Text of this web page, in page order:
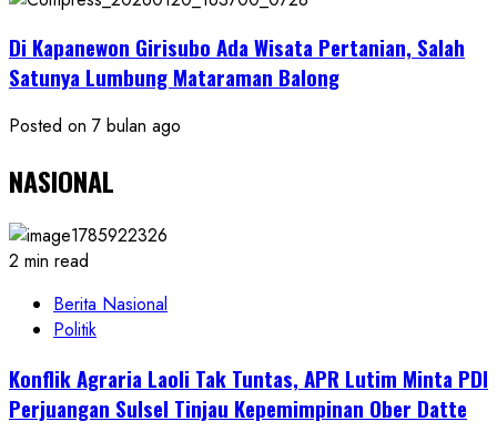
Di Kapanewon Girisubo Ada Wisata Pertanian, Salah
Satunya Lumbung Mataraman Balong
Posted on 7 bulan ago
NASIONAL
2 min read
Berita Nasional
Politik
Konflik Agraria Laoli Tak Tuntas, APR Lutim Minta PDI
Perjuangan Sulsel Tinjau Kepemimpinan Ober Datte